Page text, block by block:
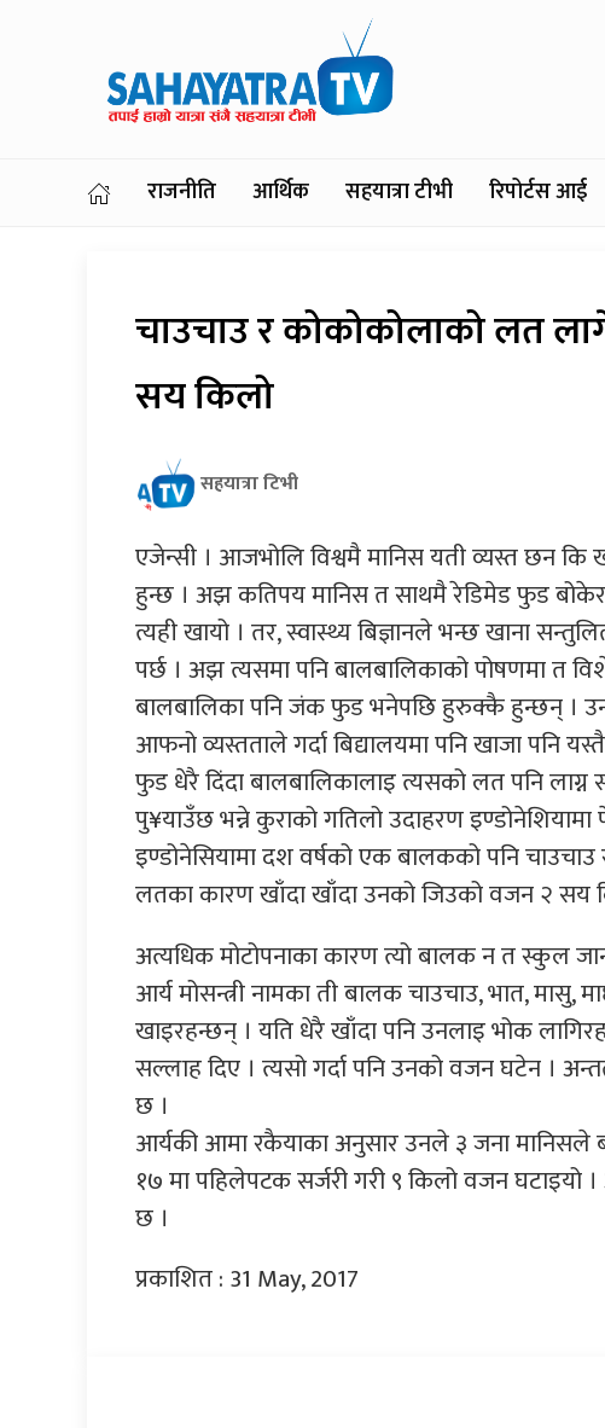
राजनीति आर्थिक सहयात्रा टीभी रिपोर्टस आई
चाउचाउ र कोकोकोलाको लत
सय किलो
सहयात्रा टिभी
एजेन्सी । आजभोलि विश्वमै मानिस यती व्यस्त छन कि
हुन्छ । अझ कतिपय मानिस त साथमै रेडिमेड फुड
त्यही खायो । तर, स्वास्थ्य बिज्ञानले भन्छ खाना
पर्छ । अझ त्यसमा पनि बालबालिकाको पोषणमा त
बालबालिका पनि जंक फुड भनेपछि हुरुक्कै हुन्छन् ।
आफनो व्यस्तताले गर्दा बिद्यालयमा पनि खाजा पनि
फुड धेरै दिंदा बालबालिकालाइ त्यसको लत पनि
पु¥याउँछ भन्ने कुराको गतिलो उदाहरण
इण्डोनेसियामा दश वर्षको एक बालकको पनि
लतका कारण खाँदा खाँदा उनको जिउको वजन २ सय
अत्यधिक मोटोपनाका कारण त्यो बालक न त स्कुल
आर्य मोसन्त्री नामका ती बालक चाउचाउ, भात, मासु,
खाइरहन्छन् । यति धेरै खाँदा पनि उनलाइ भोक
सल्लाह दिए । त्यसो गर्दा पनि उनको वजन घटेन ।
छ ।
आर्यकी आमा रकैयाका अनुसार उनले ३ जना मानिसले
१७ मा पहिलेपटक सर्जरी गरी ९ किलो वजन
छ ।
प्रकाशित : 31 May, 2017